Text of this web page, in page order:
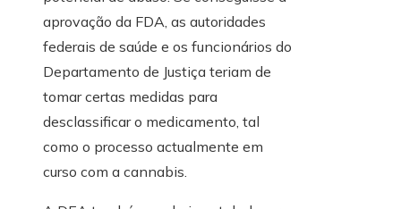
aprovação da FDA, as autoridades
federais de saúde e os funcionários do
Departamento de Justiça teriam de
tomar certas medidas para
desclassificar o medicamento, tal
como o processo actualmente em
curso com a cannabis.